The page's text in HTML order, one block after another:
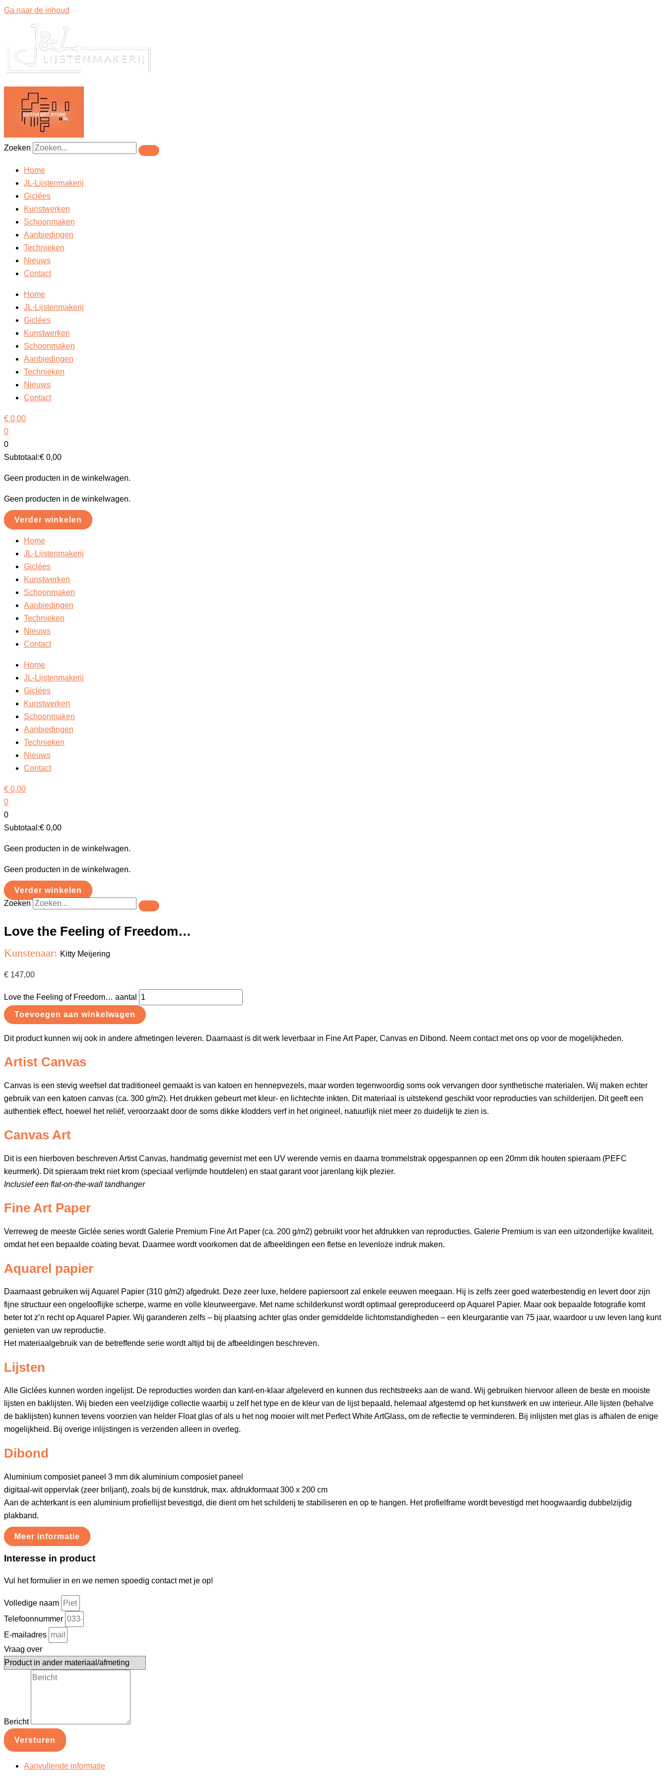
Ga naar de inhoud
Zoeken
Home
JL-Lijstenmakerij
Giclées
Kunstwerken
Schoonmaken
Aanbiedingen
Technieken
Nieuws
Contact
Home
JL-Lijstenmakerij
Giclées
Kunstwerken
Schoonmaken
Aanbiedingen
Technieken
Nieuws
Contact
€ 0,00
0
0
Subtotaal:€ 0,00
Geen producten in de winkelwagen.
Geen producten in de winkelwagen.
Verder winkelen
Home
JL-Lijstenmakerij
Giclées
Kunstwerken
Schoonmaken
Aanbiedingen
Technieken
Nieuws
Contact
Home
JL-Lijstenmakerij
Giclées
Kunstwerken
Schoonmaken
Aanbiedingen
Technieken
Nieuws
Contact
€ 0,00
0
0
Subtotaal:€ 0,00
Geen producten in de winkelwagen.
Geen producten in de winkelwagen.
Verder winkelen
Zoeken
Love the Feeling of Freedom…
Kunstenaar: Kitty Meijering
€ 147,00
Love the Feeling of Freedom… aantal
Toevoegen aan winkelwagen
Dit product kunnen wij ook in andere afmetingen leveren. Daarnaast is dit werk leverbaar in Fine Art Paper, Canvas en Dibond. Neem contact met ons op voor de mogelijkheden.
Artist Canvas
Canvas is een stevig weefsel dat traditioneel gemaakt is van katoen en hennepvezels, maar worden tegenwoordig soms ook vervangen door synthetische materialen. Wij maken echter
gebruik van een katoen canvas (ca. 300 g/m2). Het drukken gebeurt met kleur- en lichtechte inkten. Dit materiaal is uitstekend geschikt voor reproducties van schilderijen. Dit geeft een
authentiek effect, hoewel het reliëf, veroorzaakt door de soms dikke klodders verf in het origineel, natuurlijk niet meer zo duidelijk te zien is.
Canvas Art
Dit is een hierboven beschreven Artist Canvas, handmatig gevernist met een UV werende vernis en daarna trommelstrak opgespannen op een 20mm dik houten spieraam (PEFC
keurmerk). Dit spieraam trekt niet krom (speciaal verlijmde houtdelen) en staat garant voor jarenlang kijk plezier.
Inclusief een flat-on-the-wall tandhanger
Fine Art Paper
Verreweg de meeste Giclée series wordt Galerie Premium Fine Art Paper (ca. 200 g/m2) gebruikt voor het afdrukken van reproducties. Galerie Premium is van een uitzonderlijke kwaliteit,
omdat het een bepaalde coating bevat. Daarmee wordt voorkomen dat de afbeeldingen een fletse en levenloze indruk maken.
Aquarel papier
Daarnaast gebruiken wij Aquarel Papier (310 g/m2) afgedrukt. Deze zeer luxe, heldere papiersoort zal enkele eeuwen meegaan. Hij is zelfs zeer goed waterbestendig en levert door zijn
fijne structuur een ongelooflijke scherpe, warme en volle kleurweergave. Met name schilderkunst wordt optimaal gereproduceerd op Aquarel Papier. Maar ook bepaalde fotografie komt
beter tot z’n recht op Aquarel Papier. Wij garanderen zelfs – bij plaatsing achter glas onder gemiddelde lichtomstandigheden – een kleurgarantie van 75 jaar, waardoor u uw leven lang kunt
genieten van uw reproductie.
Het materiaalgebruik van de betreffende serie wordt altijd bij de afbeeldingen beschreven.
Lijsten
Alle Giclées kunnen worden ingelijst. De reproducties worden dan kant-en-klaar afgeleverd en kunnen dus rechtstreeks aan de wand. Wij gebruiken hiervoor alleen de beste en mooiste
lijsten en baklijsten. Wij bieden een veelzijdige collectie waarbij u zelf het type en de kleur van de lijst bepaald, helemaal afgestemd op het kunstwerk en uw interieur. Alle lijsten (behalve
de baklijsten) kunnen tevens voorzien van helder Float glas of als u het nog mooier wilt met Perfect White ArtGlass, om de reflectie te verminderen. Bij inlijsten met glas is afhalen de enige
mogelijkheid. Bij overige inlijstingen is verzenden alleen in overleg.
Dibond
Aluminium composiet paneel 3 mm dik aluminium composiet paneel
digitaal-wit oppervlak (zeer briljant), zoals bij de kunstdruk, max. afdrukformaat 300 x 200 cm
Aan de achterkant is een aluminium profiellijst bevestigd, die dient om het schilderij te stabiliseren en op te hangen. Het profielframe wordt bevestigd met hoogwaardig dubbelzijdig
plakband.
Meer informatie
Interesse in product
Vul het formulier in en we nemen spoedig contact met je op!
Volledige naam
Telefoonnummer
E-mailadres
Vraag over
Bericht
Versturen
Aanvullende informatie